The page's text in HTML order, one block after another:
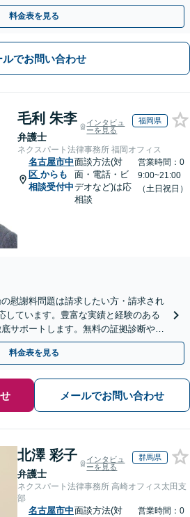
供します【子連れの相談OK】
料金表を見る
ルでお問い合わせ
毛利 朱李
弁護士
インタビュ
ーを見る
福岡県
ネクスパート法律事務所 福岡オフィス
名古屋市中
区 からも
相談受付中
面談方法(対
面・電話・ビ
デオなど)は応
相談
営業時間：0
9:00~21:00
（土日祝日）
の慰謝料問題は請求したい方・請求され
しています。豊富な実績と経験のある
サポートします。無料の証拠診断や着
安心してご相談ください。
料金表を見る
メールでお問い合わせ
北澤 彩子
弁護士
インタビュ
ーを見る
群馬県
ネクスパート法律事務所 高崎オフィス太田支
部
名古屋市中面談方法(対
営業時間：0